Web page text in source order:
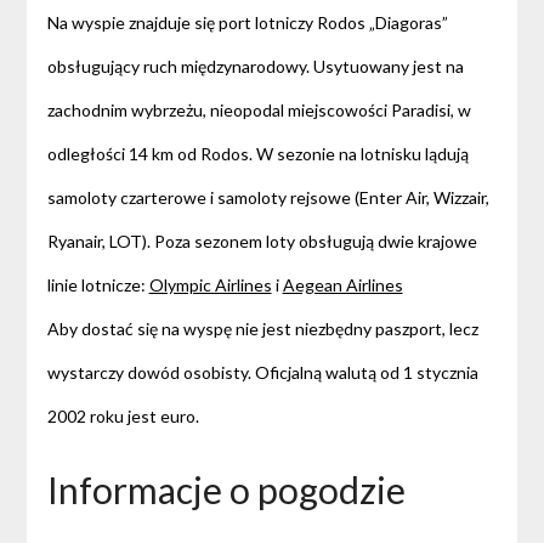
Na wyspie znajduje się port lotniczy Rodos „Diagoras”
obsługujący ruch międzynarodowy. Usytuowany jest na
zachodnim wybrzeżu, nieopodal miejscowości Paradisi, w
odległości 14 km od Rodos. W sezonie na lotnisku lądują
samoloty czarterowe i samoloty rejsowe (Enter Air, Wizzair,
Ryanair, LOT). Poza sezonem loty obsługują dwie krajowe
linie lotnicze: Olympic Airlines iAegean Airlines
Aby dostać się na wyspę nie jest niezbędny paszport, lecz
wystarczy dowód osobisty. Oficjalną walutą od 1 stycznia
2002 roku jest euro.
Informacje o pogodzie